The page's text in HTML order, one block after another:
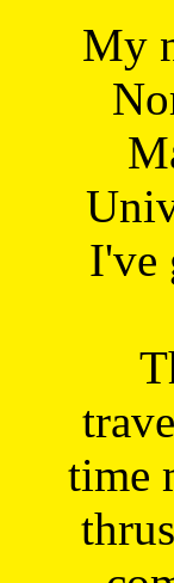
My
I've
time